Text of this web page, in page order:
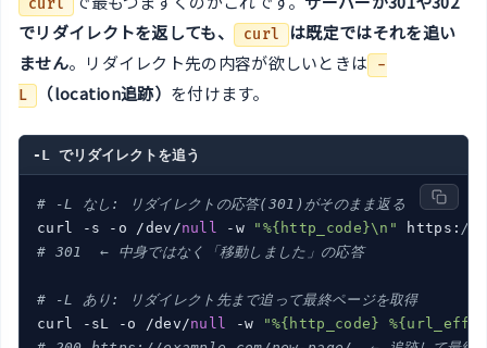
curl
でリダイレクトを返しても、
curl
は既定ではそれを追い
ません。リダイレクト先の内容が欲しいときは
-
L
（location追跡） を付けます。
-L でリダイレクトを追う
# -L なし: リダイレクトの応答(301)がそのまま返る
curl -s -o /dev/null -w "%{http_code}\n" https: //
# 301  ← 中身ではなく「移動しました」の応答
# -L あり: リダイレクト先まで追って最終ページを取得
curl -sL -o /dev/null -w
"%{http_code}